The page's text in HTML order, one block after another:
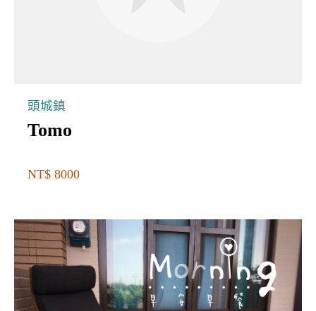
頭城鎮
Tomo
NT$ 8000